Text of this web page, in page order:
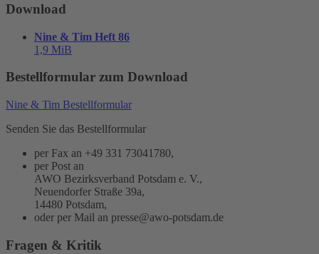
Download
Nine & Tim Heft 86
1,9 MiB
Bestellformular zum Download
Nine & Tim Bestellformular
Senden Sie das Bestellformular
per Fax an +49 331 73041780,
per Post an
AWO Bezirksverband Potsdam e. V.,
Neuendorfer Straße 39a,
14480 Potsdam,
oder per Mail an presse@awo-potsdam.de
Fragen & Kritik